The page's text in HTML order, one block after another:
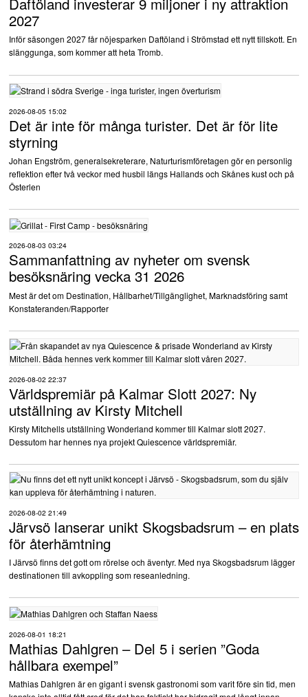
Destinationsutveckling
Försäkringar
Hotelltjänster
IT
Juridik
Köp och sälj verksamheter
Marknadsföring
Mat och dryck
Personal
Organisationer och föreningar
Säkerhet
Utbildningstjänster
Verksamhetsutveckling
Övrigt
För dig som är leverantör!
Till dig som vill sälja mer!
Annonsera
Logga in
2027
Inför säsongen 2027 får nöjesparken Daftöland i Strömstad ett nytt tillskott. En
slänggunga, som kommer att heta Tromb.
2026-08-05 15:02
Det är inte för många turister. Det är för lite
styrning
Johan Engström, generalsekreterare, Naturturismföretagen gör en personlig
reflektion efter två veckor med husbil längs Hallands och Skånes kust och på
Österlen
2026-08-03 03:24
Sammanfattning av nyheter om svensk
besöksnäring vecka 31 2026
Mest är det om Destination, Hållbarhet/Tillgänglighet, Marknadsföring samt
Konstateranden/Rapporter
2026-08-02 22:37
Världspremiär på Kalmar Slott 2027: Ny
utställning av Kirsty Mitchell
Kirsty Mitchells utställning Wonderland kommer till Kalmar slott 2027.
Dessutom har hennes nya projekt Quiescence världspremiär.
2026-08-02 21:49
Järvsö lanserar unikt Skogsbadsrum – en plats
för återhämtning
I Järvsö finns det gott om rörelse och äventyr. Med nya Skogsbadsrum lägger
destinationen till avkoppling som reseanledning.
2026-08-01 18:21
Mathias Dahlgren – Del 5 i serien ”Goda
hållbara exempel”
Mathias Dahlgren är en gigant i svensk gastronomi som varit före sin tid, men